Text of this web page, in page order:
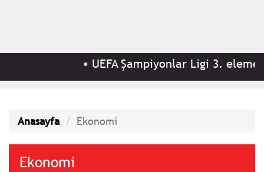
UEFA Şampiyonlar Ligi 3. eleme turu ilk
Anasayfa Ekonomi
Ekonomi